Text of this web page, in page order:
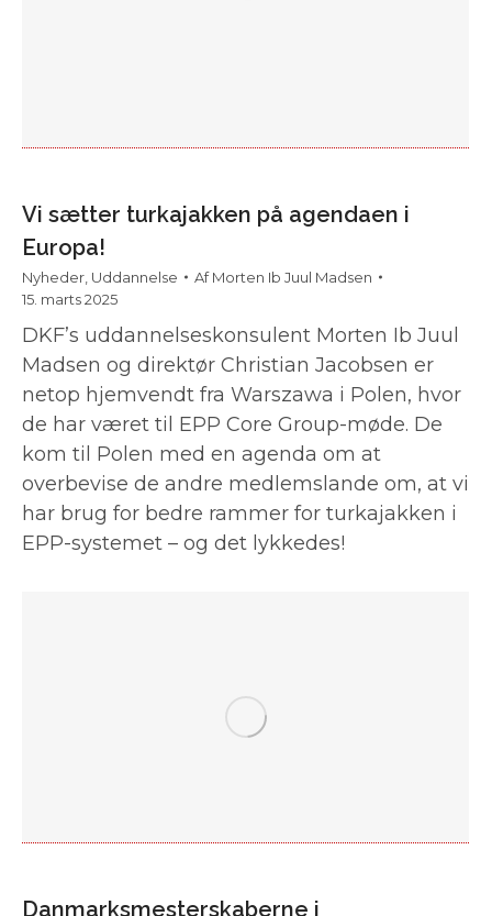
Vi sætter turkajakken på agendaen i
Europa!
Nyheder Uddannelse AfMorten Ib Juul Madsen
15. marts 2025
DKF’s uddannelseskonsulent Morten Ib Juul
Madsen og direktør Christian Jacobsen er
netop hjemvendt fra Warszawa i Polen, hvor
de har været til EPP Core Group-møde. De
kom til Polen med en agenda om at
overbevise de andre medlemslande om, at vi
har brug for bedre rammer for turkajakken i
EPP-systemet – og det lykkedes!
Danmarksmesterskaberne i